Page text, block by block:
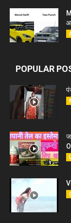
POPULAR